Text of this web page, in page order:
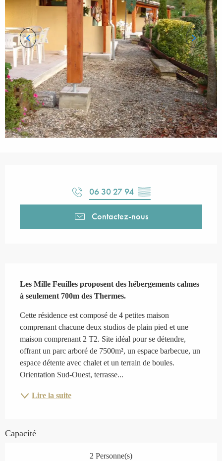
06 30 27 94 ▒▒
Contactez-nous
Les Mille Feuilles proposent des hébergements calmes
à seulement 700m des Thermes.
Cette résidence est composé de 4 petites maison
comprenant chacune deux studios de plain pied et une
maison comprenant 2 T2. Site idéal pour se détendre,
offrant un parc arboré de 7500m², un espace barbecue, un
espace détente avec chalet et un terrain de boules.
Orientation Sud-Ouest, terrasse...
Lire la suite
Capacité
2 Personne(s)